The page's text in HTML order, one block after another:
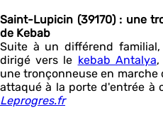
Saint-Lupicin (39170) : une
de Kebab
Suite à un différend
dirigé vers le kebab Antalya,
une tronçonneuse en
attaqué à la porte d'entrée à
Leprogres.fr